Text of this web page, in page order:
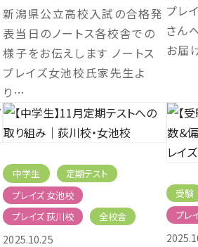
新潟県公立高校入試の合格発
表当日のノートス各校舎での
様子をお伝えします ノートス
プレイズ女池校氏家先生よ
り…
プレ
さん
お届
中学生
定期テスト
プレイズ 女池校
プレイズ 荻川校
全校舎
2025.10.25
受験
プレ